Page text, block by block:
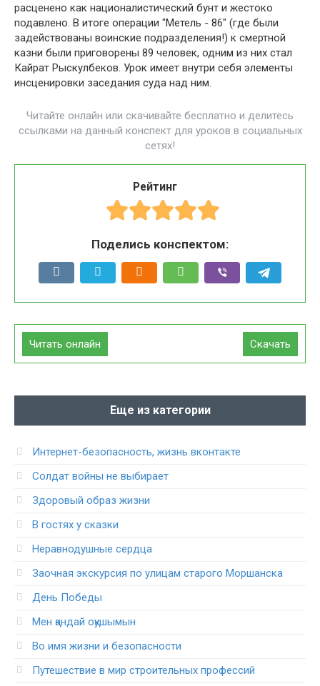
расценено как националистический бунт и жестоко
подавлено. В итоге операции "Метель - 86" (где были
задействованы воинские подразделения!) к смертной
казни были приговорены 89 человек, одним из них стал
Кайрат Рыскулбеков. Урок имеет внутри себя элементы
инсценировки заседания суда над ним.
Читайте онлайн или скачивайте бесплатно и делитесь
ссылками на данный конспект для уроков в социальных
сетях!
Рейтинг
Поделись конспектом:
Скачать
Читать онлайн
Еще из категории
Интернет-безопасность, жизнь вконтакте
Солдат войны не выбирает
Здоровый образ жизни
В гостях у сказки
Неравнодушные сердца
Заочная экскурсия по улицам старого Моршанска
День Победы
Мен қандай оқушымын
Во имя жизни и безопасности
Путешествие в мир строительных профессий